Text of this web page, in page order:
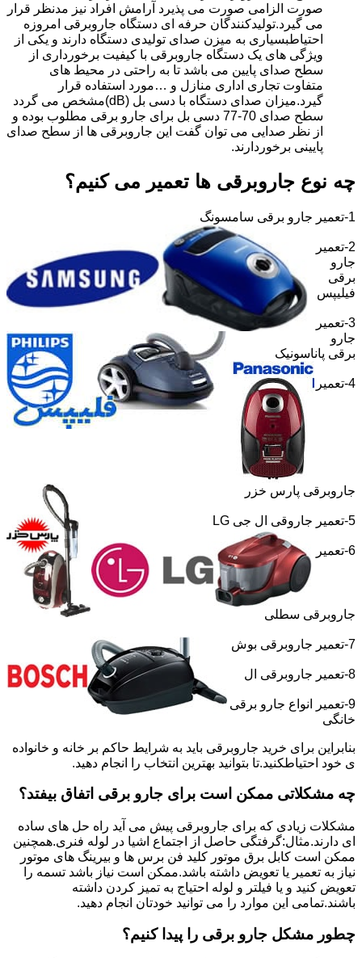
صورت الزامی صورت می پذیرد آرامش افراد نیز مدنظر قرار
می گیرد.تولیدکنندگان حرفه ای دستگاه جاروبرقی امروزه
احتیاطبسیاری به میزن صدای تولیدی دستگاه دارند و یکی از
ویژگی های یک دستگاه جاروبرقی با کیفیت برخورداری از
سطح صدای پایین می باشد تا به راحتی در محیط های
متفاوت تجاری اداری منازل و …مورد استفاده قرار
گیرد.میزان صدای دستگاه با دسی بل (dB)مشخص می گردد
سطح صدای 70-77 دسی بل برای جارو برقی مطلوب بوده و
از نظر صدایی می توان گفت این جاروبرقی ها از سطح صدای
پایینی برخوردارند.
چه نوع جاروبرقی ها تعمیر می کنیم؟
1-تعمیر جارو برقی سامسونگ
2-تعمیر
جارو
برقی
فیلیپس
3-تعمیر
جارو
برقی پاناسونیک
4-تعمیر
جاروبرقی پارس خزر
5-تعمیر جاروقی ال جی LG
6-تعمیر
جاروبرقی سطلی
7-تعمیر جاروبرقی بوش
8-تعمیر جاروبرقی ال
9-تعمیر انواع جارو برقی
خانگی
بنابراین برای خرید جاروبرقی باید به شرایط حاکم بر خانه و خانواده
ی خود احتیاطکنید.تا بتوانید بهترین انتخاب را انجام دهید.
چه مشکلاتی ممکن است برای جارو برقی اتفاق بیفتد؟
مشکلات زیادی که برای جاروبرقی پیش می آید راه حل های ساده
ای دارند.مثال:گرفتگی حاصل از اجتماع اشیا در لوله فنری.همچنین
ممکن است کابل برق موتور کلید فن برس ها و بیرینگ های موتور
نیاز به تعمیر یا تعویض داشته باشد.ممکن است نیاز باشد تسمه را
تعویض کنید و یا فیلتر و لوله احتیاج به تمیز کردن داشته
باشند.تمامی این موارد را می توانید خودتان انجام دهید.
چطور مشکل جارو برقی را پیدا کنیم؟